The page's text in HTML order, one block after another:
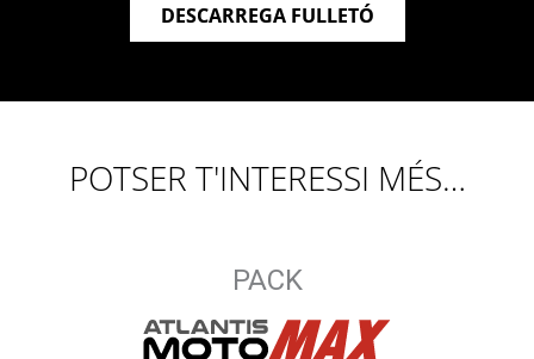
DESCARREGA FULLETÓ
POTSER T'INTERESSI MÉS…
PACK